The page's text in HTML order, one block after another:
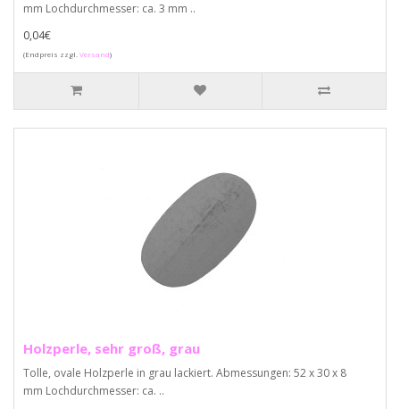
mm Lochdurchmesser: ca. 3 mm ..
0,04€
(Endpreis zzgl.Versand)
Holzperle, sehr groß, grau
Tolle, ovale Holzperle in grau lackiert. Abmessungen: 52 x 30 x 8
mm Lochdurchmesser: ca. ..